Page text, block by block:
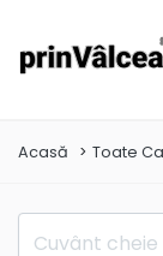
Acasă Toate